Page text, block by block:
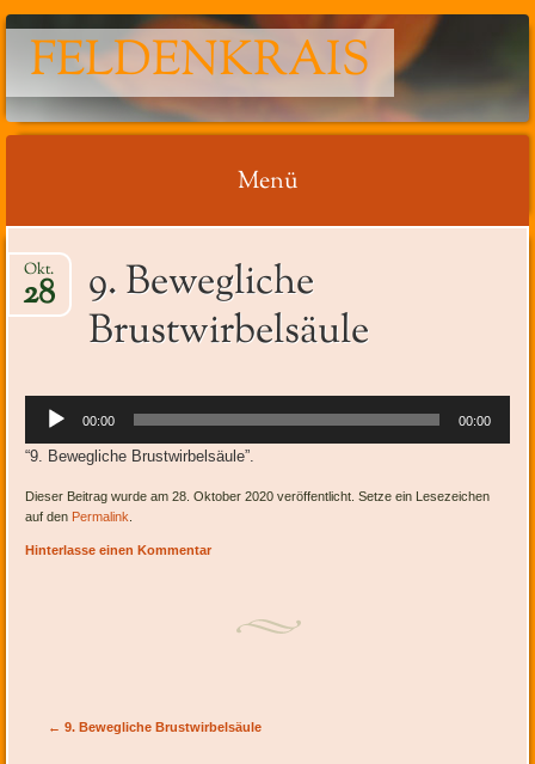
FELDENKRAIS
Menü
zum
9. Bewegliche
Brustwirbelsäule
Okt.
28
Audio-
Player
00:00 00:00
“9. Bewegliche Brustwirbelsäule”.
Dieser Beitrag wurde am 28. Oktober 2020 veröffentlicht. Setze ein Lesezeichen
auf den Permalink
Hinterlasse einen Kommentar
Artikel-Navigation
← 9. Bewegliche Brustwirbelsäule